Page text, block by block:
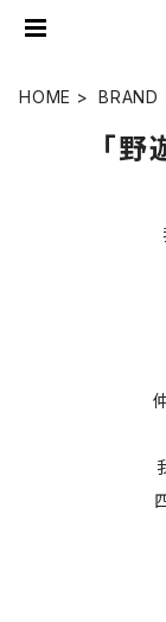
HOME BRAND
「野